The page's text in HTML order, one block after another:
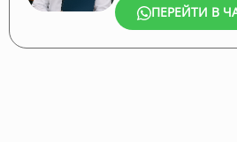
ПЕРЕЙТИ В